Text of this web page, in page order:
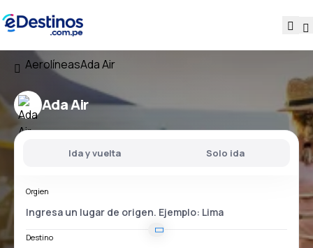
AerolíneasAda Air
Ada Air
Ida y vuelta Solo ida
Orgien
Destino